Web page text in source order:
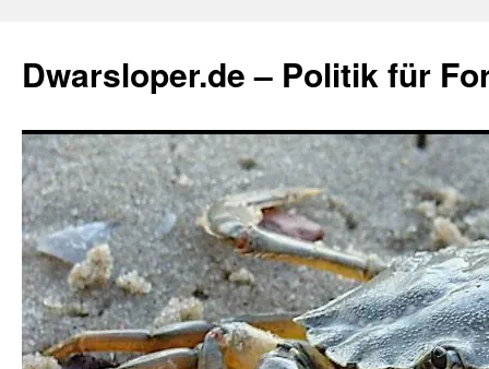
springen
Dwarsloper.de – Politik für